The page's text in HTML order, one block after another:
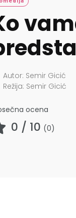
Autor: Semir Gicić
Režija: Semir Gicić
ocena
0 / 10 (0)